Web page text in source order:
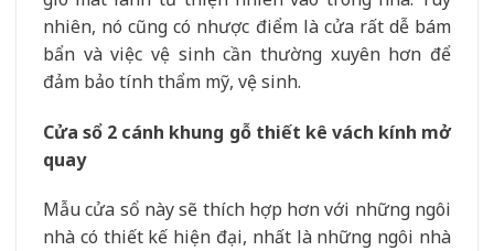
nhiên, nó cũng có nhược điểm là cửa rất dễ bám
bẩn và việc vệ sinh cần thường xuyên hơn để
đảm bảo tính thẩm mỹ, vệ sinh.
Cửa sổ 2 cánh khung gỗ thiết kê vách kính mở
quay
Mẫu cửa sổ này sẽ thích hợp hơn với những ngôi
nhà có thiết kế hiện đại, nhất là những ngôi nhà